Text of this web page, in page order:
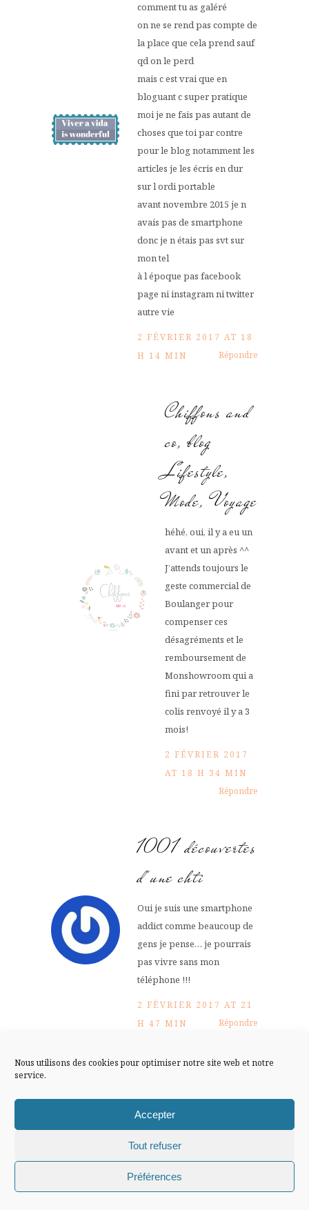
Nous utilisons des cookies pour optimiser notre site web et notre
service.
Accepter
Tout refuser
Préférences
comment tu as galéré
on ne se rend pas compte de
la place que cela prend sauf
qd on le perd
mais c est vrai que en
bloguant c super pratique
moi je ne fais pas autant de
choses que toi par contre
pour le blog notamment les
articles je les écris en dur
sur l ordi portable
avant novembre 2015 je n
avais pas de smartphone
donc je n étais pas svt sur
mon tel
à l époque pas facebook
page ni instagram ni twitter
autre vie
2 FÉVRIER 2017 AT 18
H 14 MIN
Répondre
Chiffons and
co, blog
Lifestyle,
Mode, Voyage
héhé, oui, il y a eu un
avant et un après ^^
J’attends toujours le
geste commercial de
Boulanger pour
compenser ces
désagréments et le
remboursement de
Monshowroom qui a
fini par retrouver le
colis renvoyé il y a 3
mois!
2 FÉVRIER 2017
AT 18 H 34 MIN
Répondre
1001 découvertes
d'une chti
Oui je suis une smartphone
addict comme beaucoup de
gens je pense… je pourrais
pas vivre sans mon
téléphone !!!
2 FÉVRIER 2017 AT 21
H 47 MIN
Répondre
Hey,
Impossible de faire une
pause. Déjà, j’ai mes
musiques sur mon
téléphone, donc ce n’est pas
FLUX INSTA
Suivre sur Instagram
Mentions légales Confidentialité